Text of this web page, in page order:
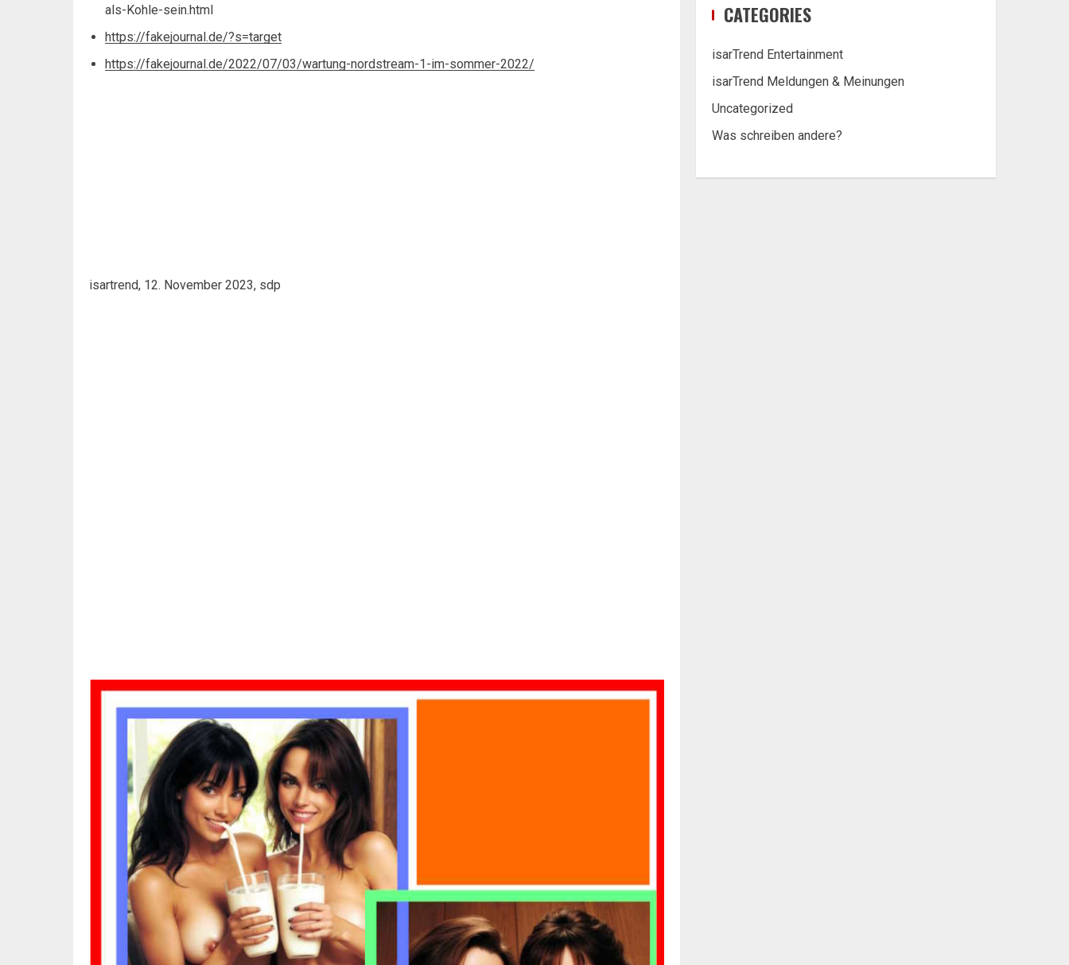
als-Kohle-sein.html
https://fakejournal.de/?s=target
https://fakejournal.de/2022/07/03/wartung-nordstream-1-im-sommer-2022/
isartrend, 12. November 2023, sdp
CATEGORIES
isarTrend Entertainment
isarTrend Meldungen & Meinungen
Uncategorized
Was schreiben andere?